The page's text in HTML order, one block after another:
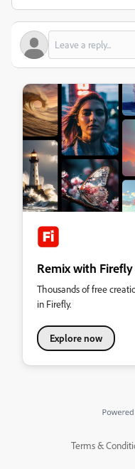
Remix with
Thousands of free
in Firefly.
Explore now
Terms &